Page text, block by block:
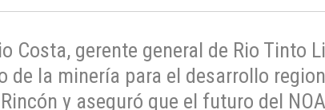
Costa, gerente general de Rio Tinto
de la minería para el desarrollo
y aseguró que el futuro del